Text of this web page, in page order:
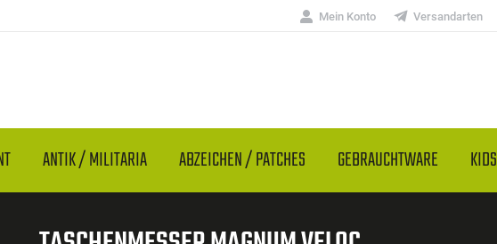
Mein Konto Versandarten
ANTIK / MILITARIA ABZEICHEN / PATCHES GEBRAUCHTWARE KIDS